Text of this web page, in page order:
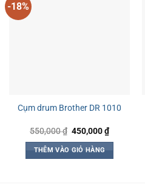
-18%
Cụm drum Brother DR 1010
550,000₫ Giá
là:
550,000 ₫.
450,000₫Giá
hiện
450,000 ₫.
THÊM VÀO GIỎ HÀNG